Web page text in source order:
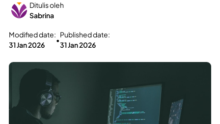
Ditulis oleh
Sabrina
Modified date:
31 Jan 2026
•
Published date:
31 Jan 2026